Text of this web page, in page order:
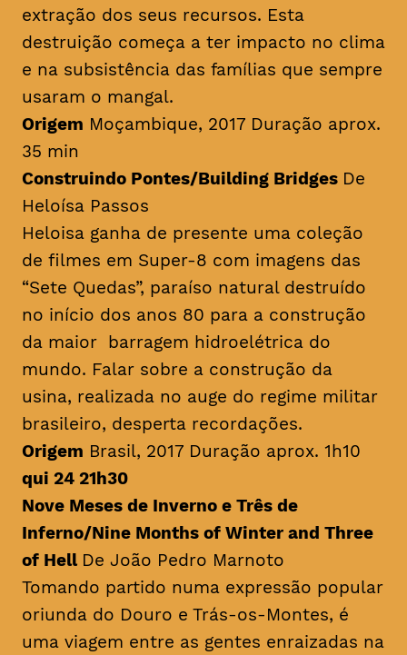
extração dos seus recursos. Esta
destruição começa a ter impacto no clima
e na subsistência das famílias que sempre
usaram o mangal.
Origem Moçambique, 2017 Duração aprox.
35 min
Construindo Pontes/Building Bridges De
Heloísa Passos
Heloisa ganha de presente uma coleção
de filmes em Super-8 com imagens das
“Sete Quedas”, paraíso natural destruído
no início dos anos 80 para a construção
da maior barragem hidroelétrica do
mundo. Falar sobre a construção da
usina, realizada no auge do regime militar
brasileiro, desperta recordações.
Origem Brasil, 2017 Duração aprox. 1h10
qui 24 21h30
Nove Meses de Inverno e Três de
Inferno/Nine Months of Winter and Three
of Hell De João Pedro Marnoto
Tomando partido numa expressão popular
oriunda do Douro e Trás-os-Montes, é
uma viagem entre as gentes enraizadas na